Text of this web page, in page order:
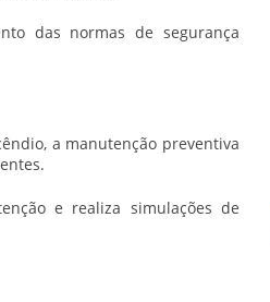
das normas de segurança
, a manutenção preventiva
e realiza simulações de